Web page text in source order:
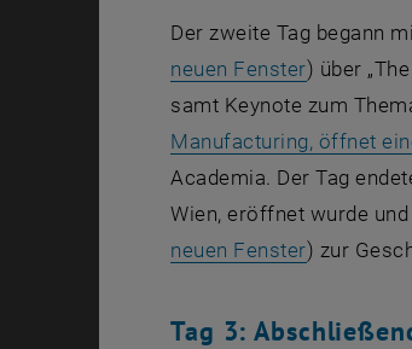
Der zweite Tag begann
neuen Fenster, öffnet
) über
samt Keynote zum
Manufacturing, öffnet
Academia. Der Tag
Wien, eröffnet wurde
neuen Fenster, öffnet
) zur
Tag 3: